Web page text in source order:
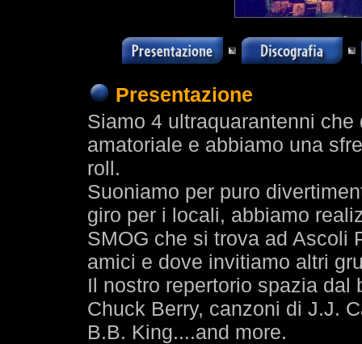
Presentazione
Siamo 4 ultraquarantenni
amatoriale e abbiamo una
roll.
Suoniamo per puro
giro per i locali, abbiamo
SMOG che si trova ad Ascoli
amici e dove invitiamo altri
Il nostro repertorio spazia
Chuck Berry, canzoni di J.J.
B.B. King....and more.